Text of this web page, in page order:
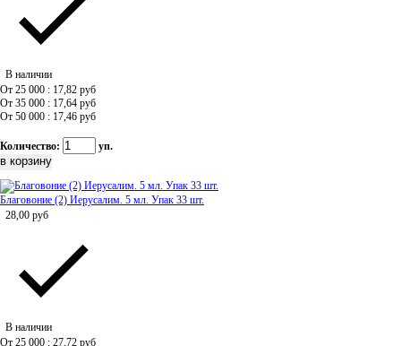
В наличии
От 25 000 : 17,82 руб
От 35 000 : 17,64 руб
От 50 000 : 17,46 руб
Количество: уп.
Благовоние (2) Иерусалим. 5 мл. Упак 33 шт.
28,00 руб
В наличии
От 25 000 : 27,72 руб